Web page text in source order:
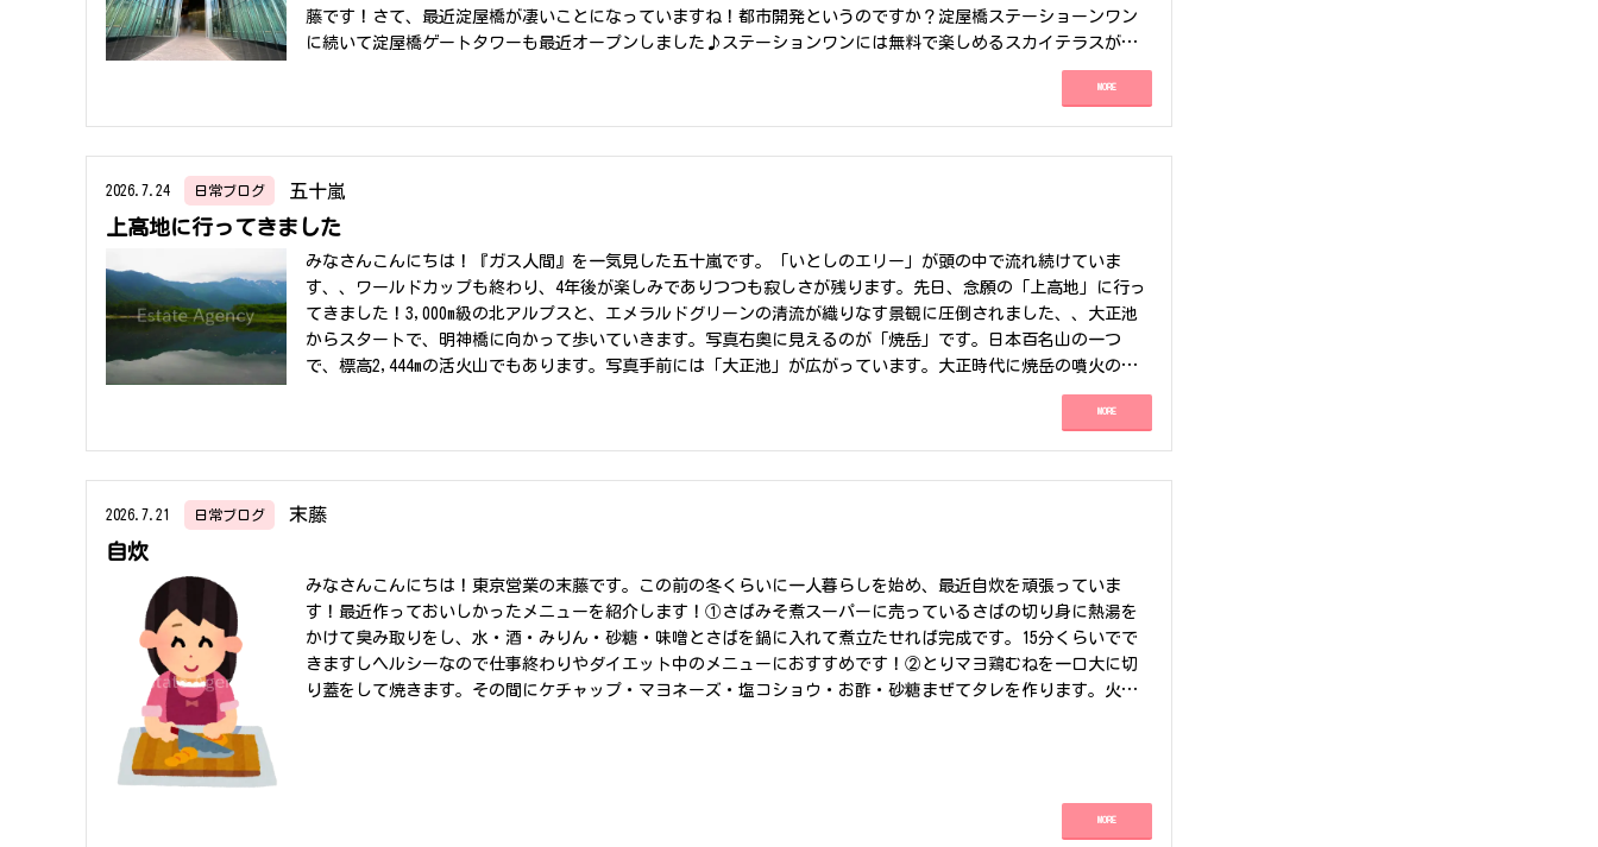
藤です！さて、最近淀屋橋が凄いことになっていますね！都市開発というのですか？淀屋橋ステーショーンワン
に続いて淀屋橋ゲートタワーも最近オープンしました♪ステーションワンには無料で楽しめるスカイテラスがあ
るそうです！ゲートタワーには屋上庭園大都会の喧騒を忘れて癒されそうですね♪そして忘れてはいけない、そ
れぞれのビルにはレンタルオフィスが入っているのです！ステーションワンにはSENQ淀屋橋ゲートタワーにはSY
さえもってきたらそれだけでOK!!初期費用や、準備費用が大幅カットできちゃうのです(*^^)v凄くないですか？
内装工事も、オフィス家具の準備も、配線工事もなしに使えちゃうんです！お部屋のパターンも、フリーデスク
や、専用ルームまであるのです！最近SYSTHさんのオフィスにお邪魔してきたのでご紹介します!(^^)!ゲートタ
ワーの11階なんと屋上庭園のある場所にあるのです♪川が近いことから「水」をモチーフとしたデザインで入る
だけで涼しく感じますフリースペース専用スペース設備についてはドリンクや複合機しかも、役所の書類もとれ
ちゃうすぐれものだそうですもちろん会議室（※ビル共有）もあります施設内廊下はアロマのいい香りで、いた
るところに魅力が詰まっていました!われらがWORK JAMもアットホームでアメリカンレトロ感が落ち着きと癒しを
ェンシーでは、ビルテナントの仲介だけでなく、今回のようなレンタルオフィスのご紹介もできちゃいます!・コ
スト・設備・アクセスetc重視する項目にあわせたレンタルオフィスをご紹介します(*´ω｀)テナントに限定せ
い夏をお過ごしくださいね～(・ω・)ノ
MORE
2026.7.24 日常ブログ 五十嵐
上高地に行ってきました
みなさんこんにちは！『ガス人間』を一気見した五十嵐です。「いとしのエリー」が頭の中で流れ続けていま
す、、ワールドカップも終わり、4年後が楽しみでありつつも寂しさが残ります。先日、念願の「上高地」に行っ
てきました！3,000m級の北アルプスと、エメラルドグリーンの清流が織りなす景観に圧倒されました、、大正池
からスタートで、明神橋に向かって歩いていきます。写真右奥に見えるのが「焼岳」です。日本百名山の一つ
で、標高2,444mの活火山でもあります。写真手前には「大正池」が広がっています。大正時代に焼岳の噴火の影
響で生まれましたが、周りの山から土砂が流れ込み、年々小さくなっているようです。道中では「ニホンザル」
にも会えました！運がいいと見ることができるようで、この日は2度も見かけることができました♪上高地と言え
川魚を味わうなど、まさに全身で自然を堪能することができました！紅葉に染まった上高地も訪れてみたいと思
MORE
2026.7.21 日常ブログ 末藤
自炊
みなさんこんにちは！東京営業の末藤です。この前の冬くらいに一人暮らしを始め、最近自炊を頑張っていま
す！最近作っておいしかったメニューを紹介します！①さばみそ煮スーパーに売っているさばの切り身に熱湯を
かけて臭み取りをし、水・酒・みりん・砂糖・味噌とさばを鍋に入れて煮立たせれば完成です。15分くらいでで
きますしヘルシーなので仕事終わりやダイエット中のメニューにおすすめです！②とりマヨ鶏むねを一口大に切
り蓋をして焼きます。その間にケチャップ・マヨネーズ・塩コショウ・お酢・砂糖まぜてタレを作ります。火の
気になるメニューがあったら是非作ってみてください(^^♪最後までお読みいただきありがとうございました！
MORE